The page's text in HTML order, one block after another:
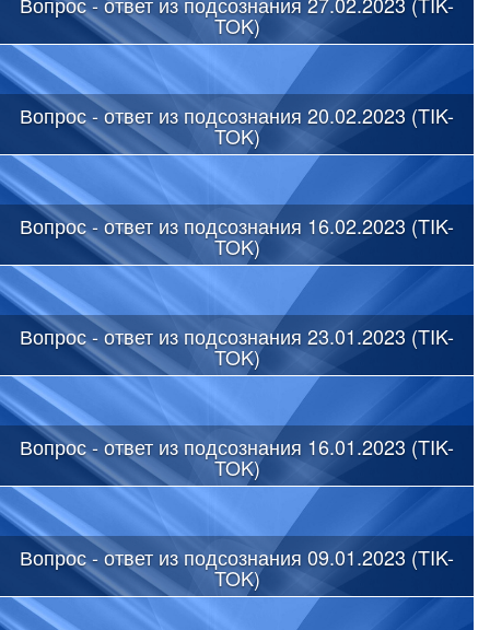
TOK)
Вопрос - ответ из подсознания 20.02.2023 (TIK-
TOK)
Вопрос - ответ из подсознания 16.02.2023 (TIK-
TOK)
Вопрос - ответ из подсознания 23.01.2023 (TIK-
TOK)
Вопрос - ответ из подсознания 16.01.2023 (TIK-
TOK)
Вопрос - ответ из подсознания 09.01.2023 (TIK-
TOK)